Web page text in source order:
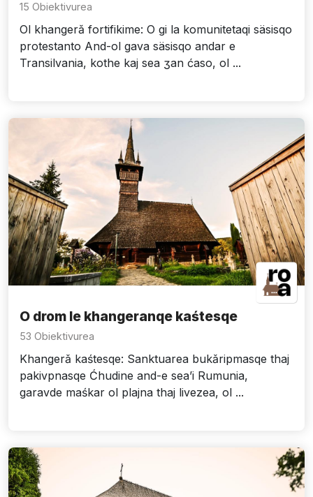
15 Obiektivurea
Ol khangerǎ fortifikime: O gi la komunitetaqi säsisqo
protestanto And-ol gava säsisqo andar e
Transilvania, kothe kaj sea ʒan ćaso, ol ...
O drom le khangeranqe kaśtesqe
53 Obiektivurea
Khangerǎ kaśtesqe: Sanktuarea bukǎripmasqe thaj
pakivpnasqe Ćhudine and-e sea’i Rumunia,
garavde maśkar ol plajna thaj livezea, ol ...